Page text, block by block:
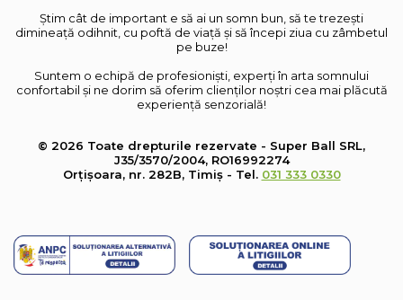
Știm cât de important e să ai un somn bun, să te trezești
dimineață odihnit, cu poftă de viață și să începi ziua cu zâmbetul
pe buze!
Suntem o echipă de profesioniști, experți în arta somnului
confortabil și ne dorim să oferim clienților noștri cea mai plăcută
experiență senzorială!
© 2026 Toate drepturile rezervate - Super Ball SRL,
J35/3570/2004, RO16992274
Orțișoara, nr. 282B, Timiș - Tel. 031 333 0330